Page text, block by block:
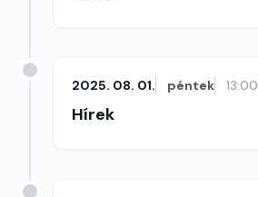
2025. 08. 01. péntek 13:00
Hírek